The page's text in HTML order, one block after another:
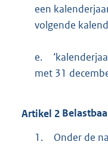
een
volgende
e.
met 31
Artikel 2
1.
Onder de